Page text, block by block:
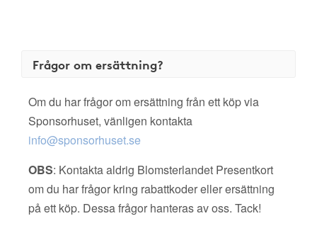
Frågor om ersättning?
Om du har frågor om ersättning från ett köp via
Sponsorhuset, vänligen kontakta
info@sponsorhuset.se
OBS: Kontakta aldrig Blomsterlandet Presentkort
om du har frågor kring rabattkoder eller ersättning
på ett köp. Dessa frågor hanteras av oss. Tack!